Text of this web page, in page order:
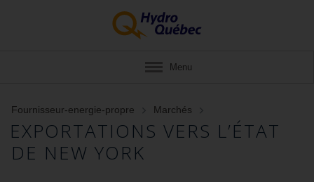
Menu
Fournisseur-energie-propre Marchés
EXPORTATIONS VERS L’ÉTAT
DE NEW YORK